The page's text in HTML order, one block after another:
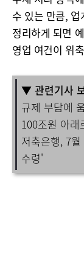
수 있는 만큼,
정리하게 되면
영업 여건이 위
▼ 관련기사
규제 부담에
100조원 아래
저축은행, 7
수령'